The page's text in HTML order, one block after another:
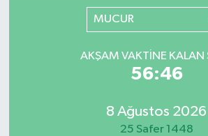
MUCUR
AKŞAM VAKTINE KALAN
56:46
8 Ağustos 2026
25 Safer 1448
Son Dakika Haberleri